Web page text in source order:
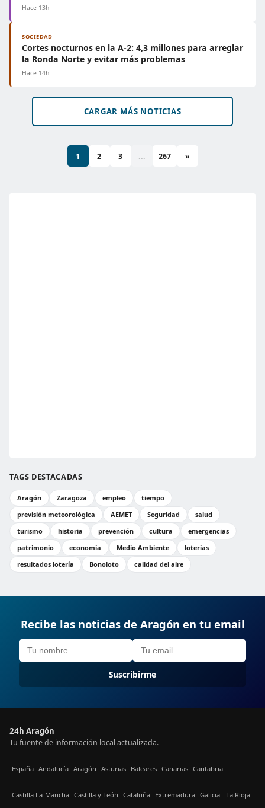
Hace 13h
SOCIEDAD
Cortes nocturnos en la A-2: 4,3 millones para arreglar
la Ronda Norte y evitar más problemas
Hace 14h
CARGAR MÁS NOTICIAS
1 2 3 ... 267 »
TAGS DESTACADAS
Aragón Zaragoza empleo
tiempo
previsión meteorológica
AEMET Seguridad
salud
turismo
historia prevención cultura
emergencias
patrimonio
economía Medio Ambiente
loterías
resultados lotería
Bonoloto calidad del aire
Recibe las noticias de Aragón en tu email
Suscribirme
24h Aragón
Tu fuente de información local actualizada.
España Andalucía Aragón Asturias Baleares Canarias Cantabria
Castilla La-Mancha Castilla y León Cataluña Extremadura Galicia La Rioja